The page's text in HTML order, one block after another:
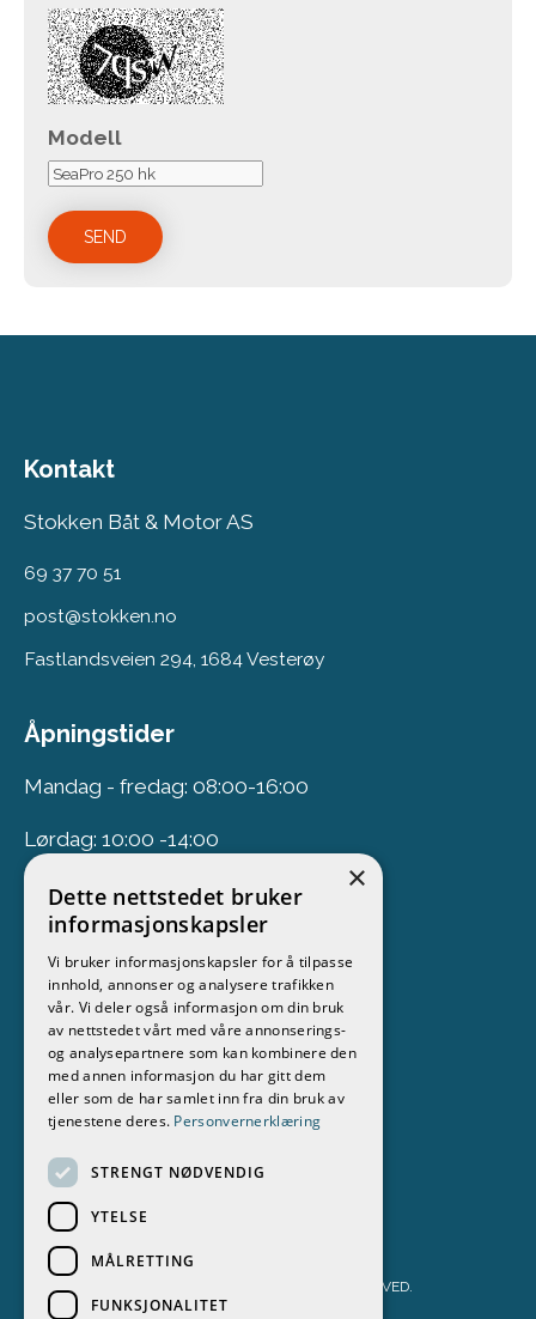
Modell
Kontakt
Stokken Båt & Motor AS
69 37 70 51
post@stokken.no
Fastlandsveien 294, 1684 Vesterøy
Åpningstider
Mandag - fredag: 08:00-16:00
Lørdag: 10:00 -14:00
Nyhetsbrev
Meld deg på vårt nyhetsbrev
Følg oss
STOKKEN BÅT & MOTOR AS 2026. ALL RIGHTS RESERVED.
×
Dette nettstedet bruker
informasjonskapsler
Vi bruker informasjonskapsler for å tilpasse
innhold, annonser og analysere trafikken
vår. Vi deler også informasjon om din bruk
av nettstedet vårt med våre annonserings-
og analysepartnere som kan kombinere den
med annen informasjon du har gitt dem
eller som de har samlet inn fra din bruk av
tjenestene deres. Personvernerklæring
STRENGT NØDVENDIG
YTELSE
MÅLRETTING
FUNKSJONALITET